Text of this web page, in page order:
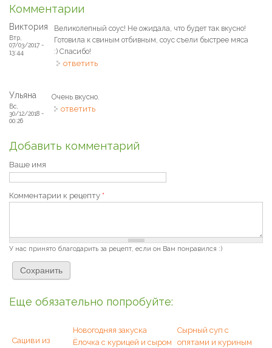
Комментарии
Виктория
Втр,
07/03/2017 -
13:44
Великолепный соус! Не ожидала, что будет так вкусно!
Готовила к свиным отбивным, соус съели быстрее мяса
:) Спасибо!
ответить
Ульяна
Вс,
30/12/2018 -
00:26
Очень вкусно.
ответить
Добавить комментарий
Ваше имя
Комментарии к рецепту *
У нас принято благодарить за рецепт, если он Вам понравился :)
Еще обязательно попробуйте:
Сациви из
Новогодняя закуска
Ёлочка с курицей и сыром
Сырный суп с
опятами и куриным